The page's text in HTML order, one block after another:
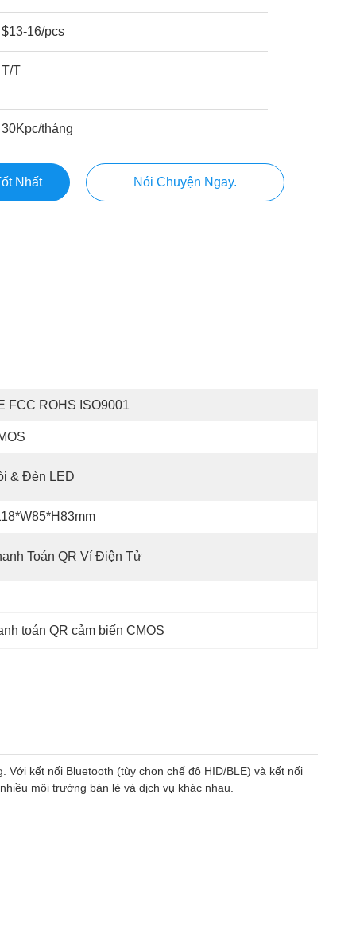
$13-16/pcs
T/T
30Kpc/tháng
Nhất Nói Chuyện Ngay.
FCC ROHS ISO9001
& Đèn LED
Toán QR Ví Điện Tử
toán QR cảm biến CMOS
kết nối Bluetooth (tùy chọn chế độ HID/BLE) và kết nối
môi trường bán lẻ và dịch vụ khác nhau.